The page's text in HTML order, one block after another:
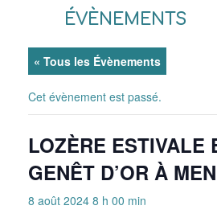
ÉVÈNEMENTS
« Tous les Évènements
Cet évènement est passé.
LOZÈRE ESTIVALE
GENÊT D’OR À
8 août 2024 8 h 00 min